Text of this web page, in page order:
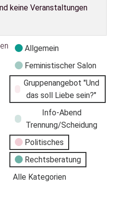
keine Veranstaltungen
Allgemein
Feministischer Salon
Gruppenangebot "Und
das soll Liebe sein?"
Info-Abend
Trennung/Scheidung
Politisches
Rechtsberatung
Alle Kategorien